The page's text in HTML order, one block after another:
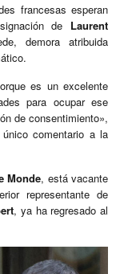
francesas esperan
de Laurent
demora atribuida
es un excelente
para ocupar ese
de consentimiento»,
comentario a la
Monde, está vacante
representante de
, ya ha regresado al